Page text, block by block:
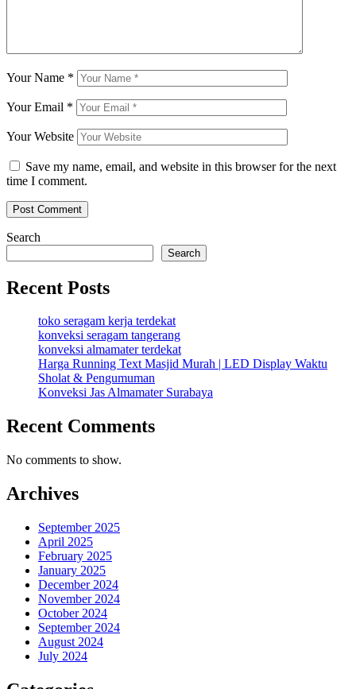
Your Name *
Your Email *
Your Website
Save my name, email, and website in this browser for the next
time I comment.
Search
Search
Recent Posts
toko seragam kerja terdekat
konveksi seragam tangerang
konveksi almamater terdekat
Harga Running Text Masjid Murah | LED Display Waktu
Sholat & Pengumuman
Konveksi Jas Almamater Surabaya
Recent Comments
No comments to show.
Archives
September 2025
April 2025
February 2025
January 2025
December 2024
November 2024
October 2024
September 2024
August 2024
July 2024